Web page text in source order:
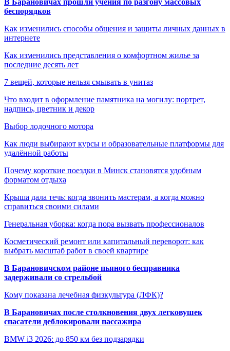
беспорядков
Как изменились способы общения и защиты личных данных в
интернете
Как изменились представления о комфортном жилье за
последние десять лет
7 вещей, которые нельзя смывать в унитаз
Что входит в оформление памятника на могилу: портрет,
надпись, цветник и декор
Выбор лодочного мотора
Как люди выбирают курсы и образовательные платформы для
удалённой работы
Почему короткие поездки в Минск становятся удобным
форматом отдыха
Крыша дала течь: когда звонить мастерам, а когда можно
справиться своими силами
Генеральная уборка: когда пора вызвать профессионалов
Косметический ремонт или капитальный переворот: как
выбрать масштаб работ в своей квартире
В Барановичском районе пьяного бесправника
задерживали со стрельбой
Кому показана лечебная физкультура (ЛФК)?
В Барановичах после столкновения двух легковушек
спасатели деблокировали пассажира
BMW i3 2026: до 850 км без подзарядки